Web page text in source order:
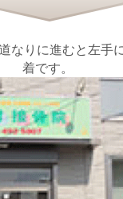
なりに進むと左手
着です。